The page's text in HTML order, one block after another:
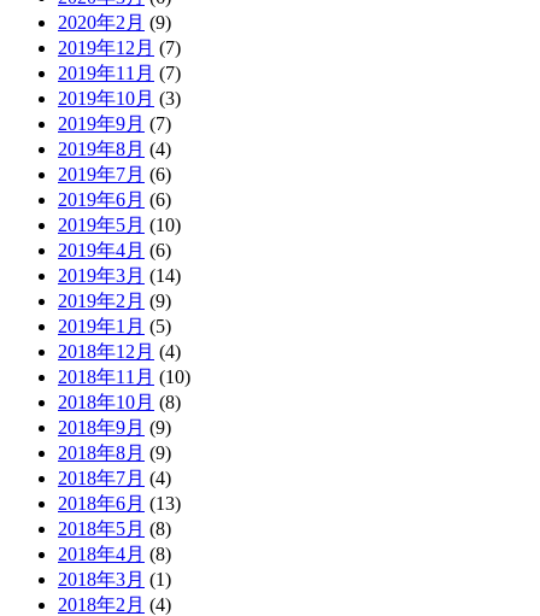
2020年2月 (9)
2019年12月 (7)
2019年11月 (7)
2019年10月 (3)
2019年9月 (7)
2019年8月 (4)
2019年7月 (6)
2019年6月 (6)
2019年5月 (10)
2019年4月 (6)
2019年3月 (14)
2019年2月 (9)
2019年1月 (5)
2018年12月 (4)
2018年11月 (10)
2018年10月 (8)
2018年9月 (9)
2018年8月 (9)
2018年7月 (4)
2018年6月 (13)
2018年5月 (8)
2018年4月 (8)
2018年3月 (1)
2018年2月 (4)